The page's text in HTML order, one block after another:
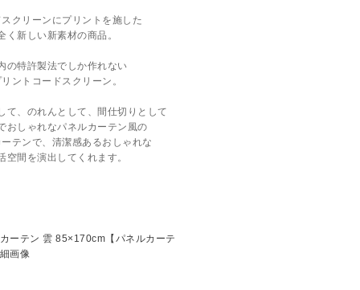
スクリーンにプリントを施した
く新しい新素材の商品。
の特許製法でしか作れない
リントコードスクリーン。
て、のれんとして、間仕切りとして
おしゃれなパネルカーテン風の
ーテンで、清潔感あるおしゃれな
空間を演出してくれます。